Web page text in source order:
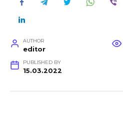
AUTHOR
editor
PUBLISHED BY
15.03.2022